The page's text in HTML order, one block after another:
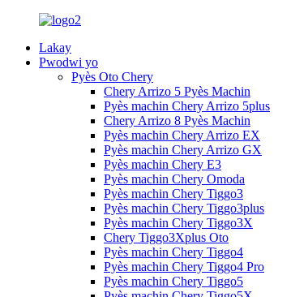
Lakay
Pwodwi yo
Pyès Oto Chery
Chery Arrizo 5 Pyès Machin
Pyès machin Chery Arrizo 5plus
Chery Arrizo 8 Pyès Machin
Pyès machin Chery Arrizo EX
Pyès machin Chery Arrizo GX
Pyès machin Chery E3
Pyès machin Chery Omoda
Pyès machin Chery Tiggo3
Pyès machin Chery Tiggo3plus
Pyès machin Chery Tiggo3X
Chery Tiggo3Xplus Oto
Pyès machin Chery Tiggo4
Pyès machin Chery Tiggo4 Pro
Pyès machin Chery Tiggo5